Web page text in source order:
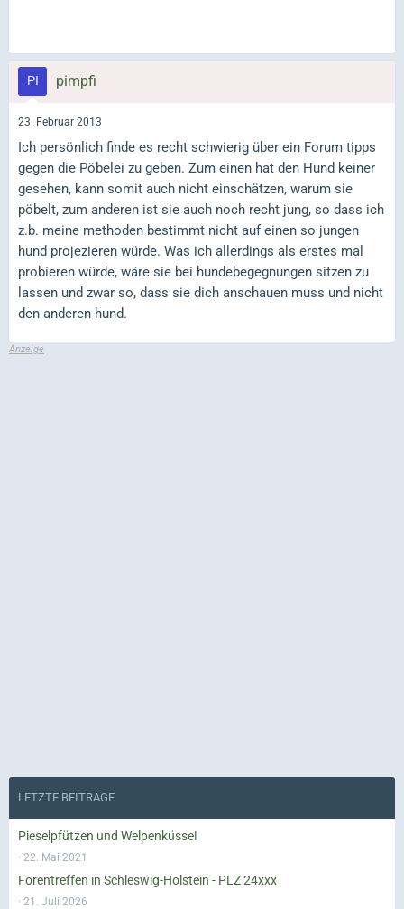
pimpfi
23. Februar 2013
Ich persönlich finde es recht schwierig über ein Forum tipps
gegen die Pöbelei zu geben. Zum einen hat den Hund keiner
gesehen, kann somit auch nicht einschätzen, warum sie
pöbelt, zum anderen ist sie auch noch recht jung, so dass ich
z.b. meine methoden bestimmt nicht auf einen so jungen
hund projezieren würde. Was ich allerdings als erstes mal
probieren würde, wäre sie bei hundebegegnungen sitzen zu
lassen und zwar so, dass sie dich anschauen muss und nicht
den anderen hund.
LETZTE BEITRÄGE
Pieselpfützen und Welpenküsse!
22. Mai 2021
Forentreffen in Schleswig-Holstein - PLZ 24xxx
21. Juli 2026